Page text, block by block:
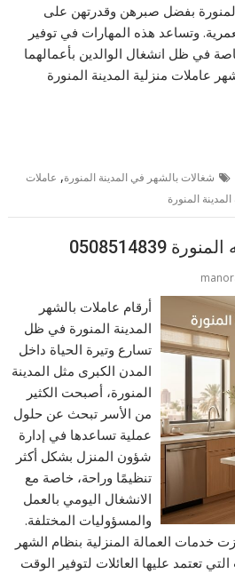
بفضل صبرهن وقدرتهن على
وتساعد هذه المهارات في توفير
في ظل انشغال الوالدين بأعمالهما
عاملات منزلية المدينة المنورة
شغالات بالشهر في المدينة المنورة, عاملات
المنورة
0508514839
أرقام عاملات بالشهر
المدينة المنورة في ظل
تسارع وتيرة الحياة داخل
المدن الكبرى مثل المدينة
المنورة، أصبحت الكثير
من الأسر تبحث عن حلول
عملية تساعدها في إدارة
شؤون المنزل بشكل أكثر
تنظيمًا وراحة، خاصة مع
الانشغال اليومي بالعمل
والمسؤوليات المختلفة.
خدمات العمالة المنزلية بنظام الشهر
تعتمد عليها العائلات لتوفير الوقت